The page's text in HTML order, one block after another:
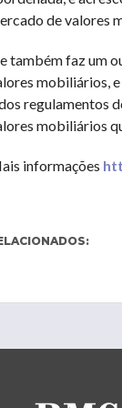
de valores
também faz um
mobiliários,
regulamentos
mobiliários
informações